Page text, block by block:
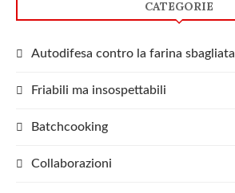
CATEGORIE
Autodifesa contro la farina sbagliata
Friabili ma insospettabili
Batchcooking
Collaborazioni